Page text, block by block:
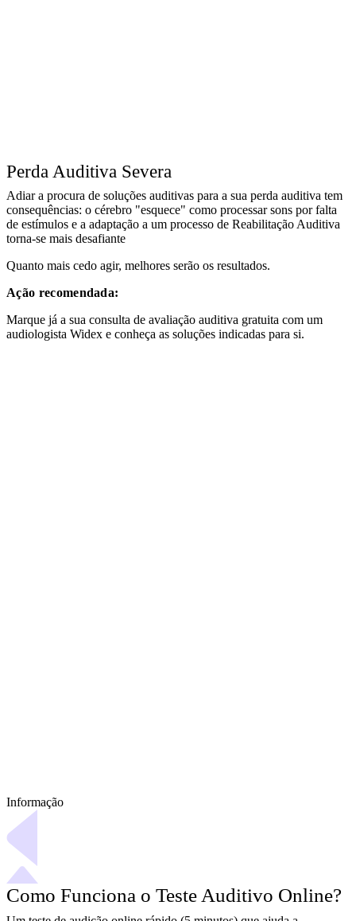
Perda Auditiva Severa
Adiar a procura de soluções auditivas para a sua perda auditiva tem
consequências: o cérebro "esquece" como processar sons por falta
de estímulos e a adaptação a um processo de Reabilitação Auditiva
torna-se mais desafiante
Quanto mais cedo agir, melhores serão os resultados.
Ação recomendada:
Marque já a sua consulta de avaliação auditiva gratuita com um
audiologista Widex e conheça as soluções indicadas para si.
Informação
Como Funciona o Teste Auditivo Online?